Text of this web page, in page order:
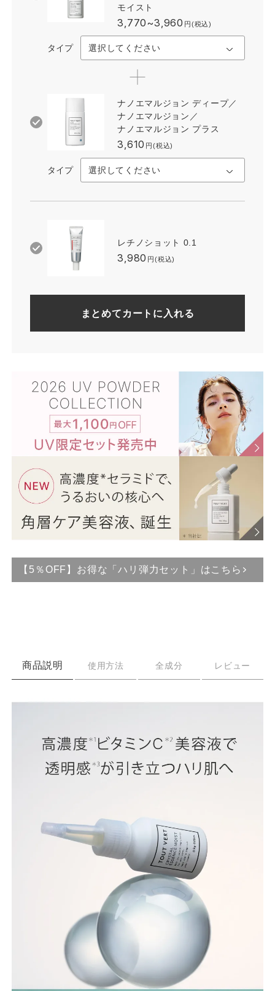
モイスト
3,770~3,960 円(税込)
タイプ
ナノエマルジョン ディープ／
ナノエマルジョン／
ナノエマルジョン プラス
3,610 円(税込)
タイプ
レチノショット 0.1
3,980 円(税込)
まとめてカートに入れる
【5％OFF】お得な「ハリ弾力セット」はこちら
商品説明 使用方法 全成分 レビュー